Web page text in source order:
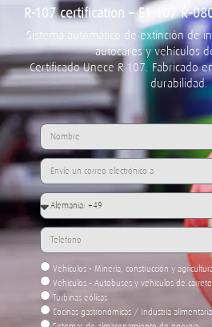
Sistema automático de extinción de
autocares y vehículos
Certificado Unece R-107. Fabricado
durabilidad.
Vehículos - Autobuses y vehículos de
Cocinas gastronómicas / Industria alimentaria